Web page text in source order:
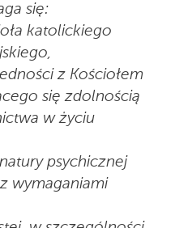
się:
katolickiego
z Kościołem
się zdolnością
w życiu
psychicznej
wymaganiami